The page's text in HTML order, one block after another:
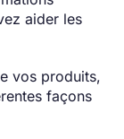
aider les
vos produits,
façons